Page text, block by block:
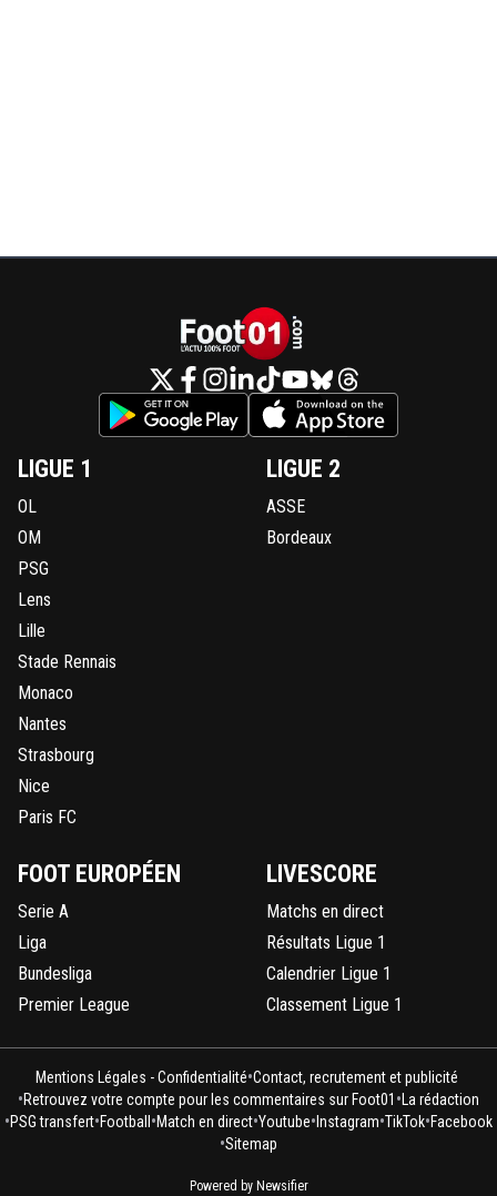
LIGUE 1
OL
OM
PSG
Lens
Lille
Stade Rennais
Monaco
Nantes
Strasbourg
Nice
Paris FC
LIGUE 2
ASSE
Bordeaux
FOOT EUROPÉEN
Serie A
Liga
Bundesliga
Premier League
LIVESCORE
Matchs en direct
Résultats Ligue 1
Calendrier Ligue 1
Classement Ligue 1
Mentions Légales - Confidentialité•Contact, recrutement et publicité
•Retrouvez votre compte pour les commentaires sur Foot01 • La rédaction
•PSG transfert•Football •Match en direct•Youtube• Instagram•TikTok•Facebook
•Sitemap
Powered by Newsifier